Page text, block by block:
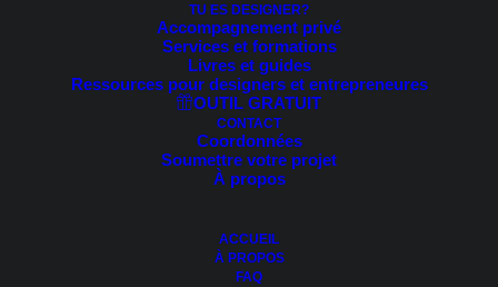
TU ES DESIGNER?
Accompagnement privé
Services et formations
Livres et guides
Ressources pour designers et entrepreneures
OUTIL GRATUIT
CONTACT
Coordonnées
Soumettre votre projet
À propos
ACCUEIL
À PROPOS
FAQ
0.00$